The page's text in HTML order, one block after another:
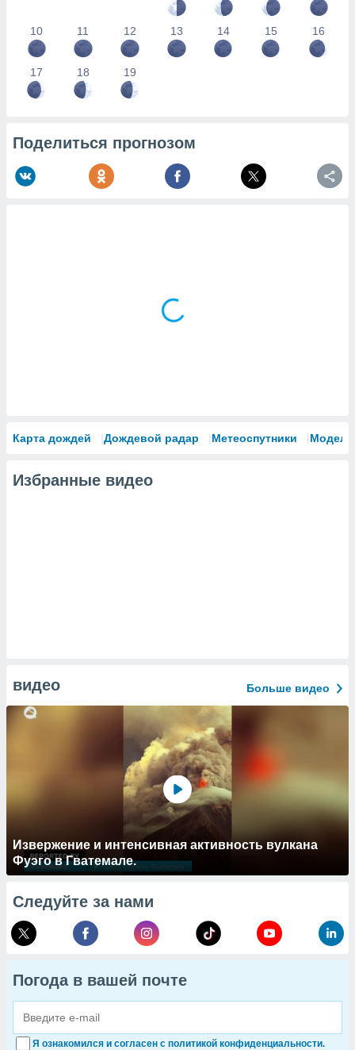
10 11 12 13 14 15 16
17 18 19
Поделиться прогнозом
Карта дождей Дождевой радар Метеоспутники Модели
Избранные видео
видео Больше видео
Извержение и интенсивная активность вулкана
Фуэго в Гватемале.
Следуйте за нами
Погода в вашей почте
Я ознакомился и согласен с политикой конфиденциальности.